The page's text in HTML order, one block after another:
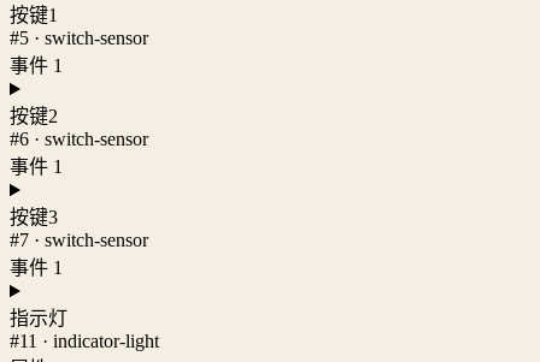
按键1
#5 · switch-sensor
事件 1
按键2
#6 · switch-sensor
事件 1
按键3
#7 · switch-sensor
事件 1
指示灯
#11 · indicator-light